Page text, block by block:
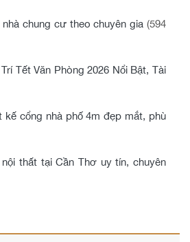
chung cư theo chuyên gia (594
Tết Văn Phòng 2026 Nổi Bật, Tài
kế cổng nhà phố 4m đẹp mắt, phù
thất tại Cần Thơ uy tín, chuyên